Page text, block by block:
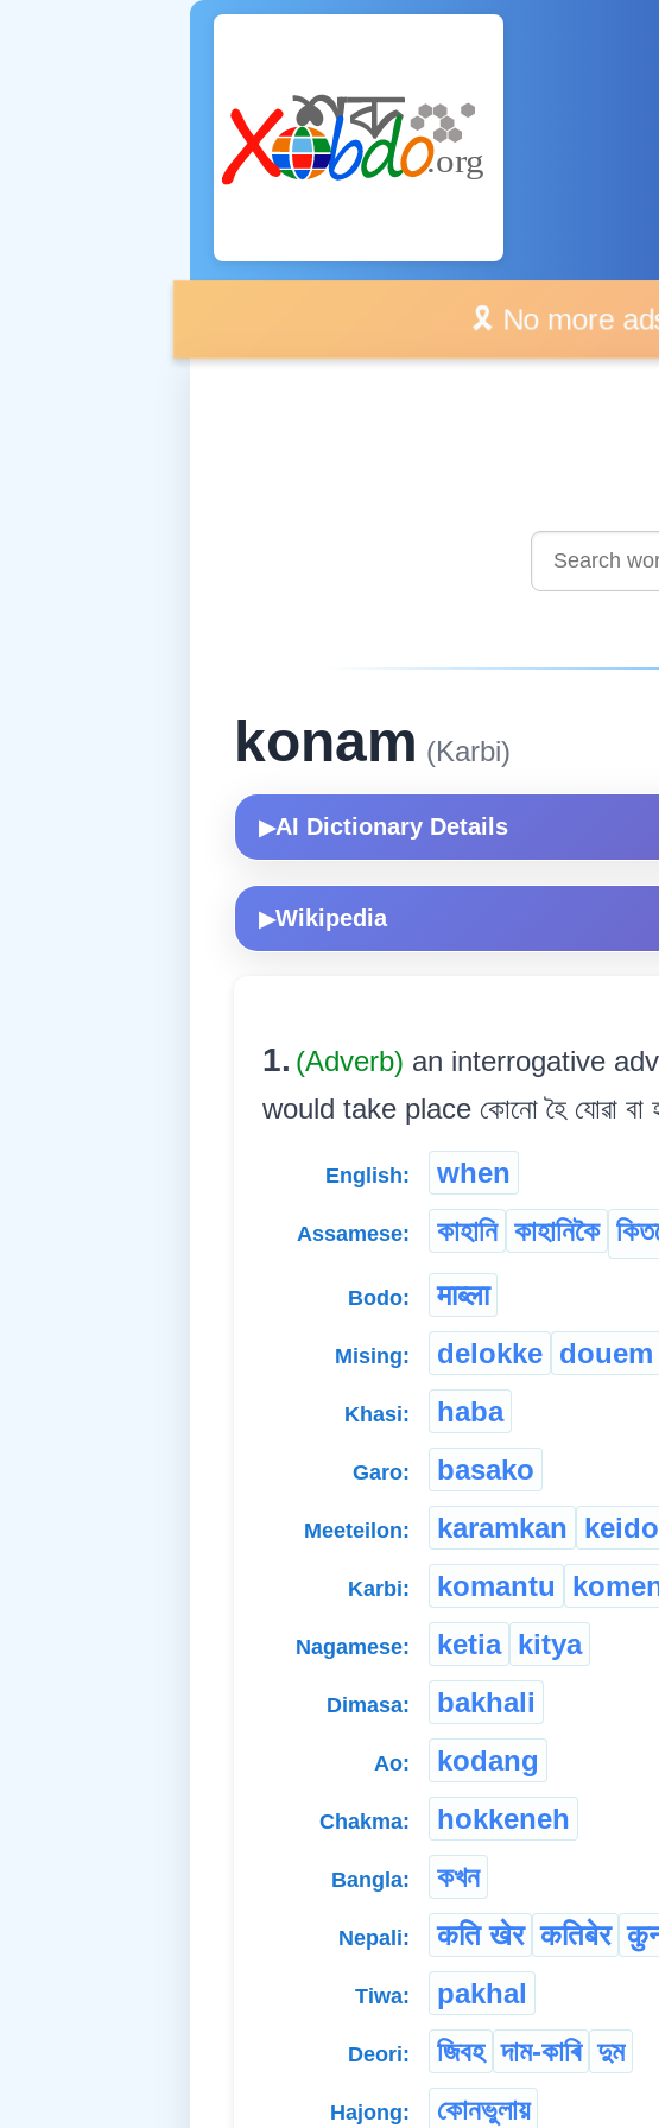
🎗️ No more
konam (Karbi)
▶AI Dictionary Details
▶Wikipedia
1. (Adverb) an interrogative
would take place কোনো হৈ যোৱা বা
English: when
Assamese: কাহানি কাহানিকৈ
Bodo: माब्ला
Mising: delokke douem
Khasi: haba
Garo: basako
Meeteilon: karamkan
Karbi: komantu
Nagamese: ketia kitya
Dimasa: bakhali
Ao: kodang
Chakma: hokkeneh
Bangla: কখন
Nepali: कति खेर कतिबेर
Tiwa: pakhal
Deori: জিবহ দাম-কাৰি দুম
Hajong: কোনভুলায়